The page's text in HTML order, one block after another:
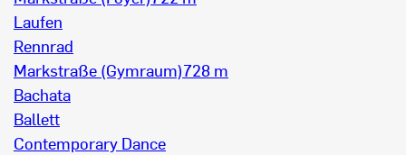
Laufen
Rennrad
Markstraße (Gymraum)728 m
Bachata
Ballett
Contemporary Dance